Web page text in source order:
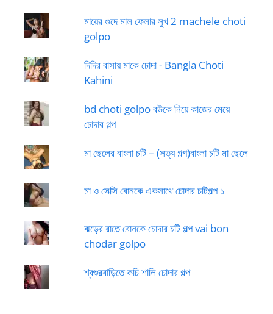
মায়ের গুদে মাল ফেলার সুখ 2 machele choti
golpo
দিদির বাসায় মাকে চোদা - Bangla Choti
Kahini
bd choti golpo বউকে নিয়ে কাজের মেয়ে
চোদার গল্প
মা ছেলের বাংলা চটি – (সত্য গল্প)বাংলা চটি মা ছেলে
মা ও সেক্সি বোনকে একসাথে চোদার চটিগল্প ১
ঝড়ের রাতে বোনকে চোদার চটি গল্প vai bon
chodar golpo
শ্বশুরবাড়িতে কচি শালি চোদার গল্প